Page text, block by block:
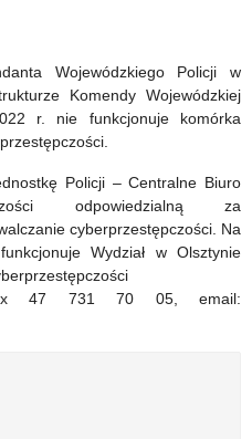
Wojewódzkiego Policji w
Komendy Wojewódzkiej
r. nie funkcjonuje komórka
Policji – Centralne Biuro
odpowiedzialną za
cyberprzestępczości. Na
Wydział w Olsztynie
47 731 70 05, email: